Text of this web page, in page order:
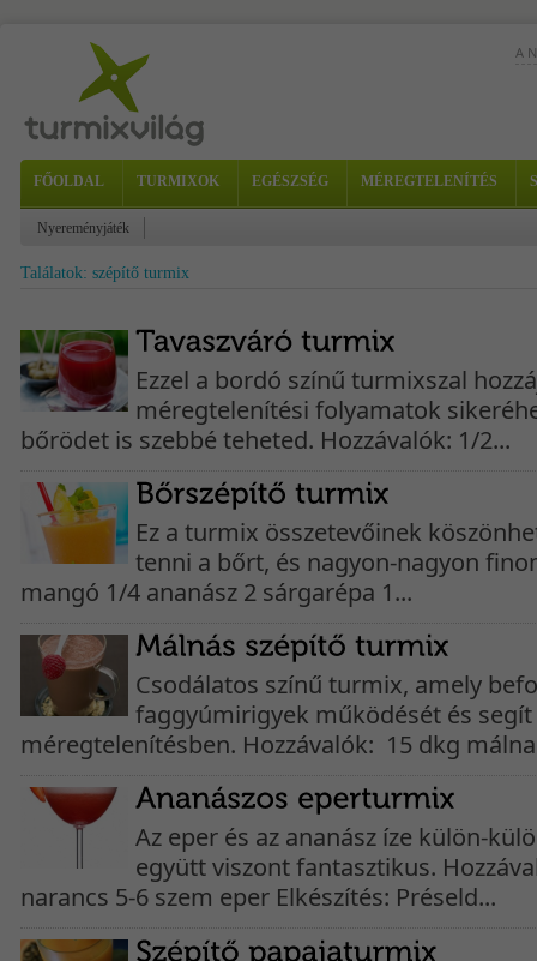
A
FŐOLDAL TURMIXOK EGÉSZSÉG MÉREGTELENÍTÉS
Nyereményjáték
Találatok: szépítő turmix
Ezzel a bordó színű turmixszal
méregtelenítési folyamatok
bőrödet is szebbé teheted. Hozzávalók: 1/2...
Ez a turmix összetevőinek
tenni a bőrt, és nagyon-nagyon
mangó 1/4 ananász 2 sárgarépa 1...
Csodálatos színű turmix, amely
faggyúmirigyek működését és segít
méregtelenítésben. Hozzávalók: 15 dkg
Az eper és az ananász íze külön-
együtt viszont fantasztikus.
narancs 5-6 szem eper Elkészítés: Préseld...